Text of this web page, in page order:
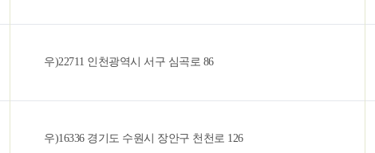
우)22711 인천광역시 서구 심곡로 86
우)16336 경기도 수원시 장안구 천천로 126